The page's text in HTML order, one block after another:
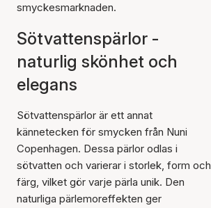
smyckesmarknaden.
Sötvattenspärlor -
naturlig skönhet och
elegans
Sötvattenspärlor är ett annat
kännetecken för smycken från Nuni
Copenhagen. Dessa pärlor odlas i
sötvatten och varierar i storlek, form och
färg, vilket gör varje pärla unik. Den
naturliga pärlemoreffekten ger